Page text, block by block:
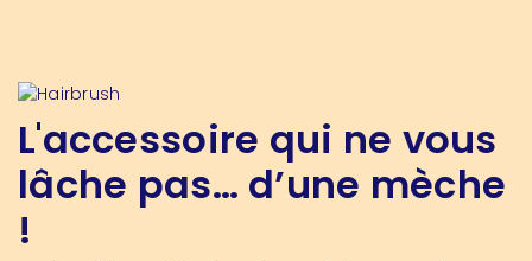
L'accessoire qui ne vous
lâche pas… d’une mèche
!